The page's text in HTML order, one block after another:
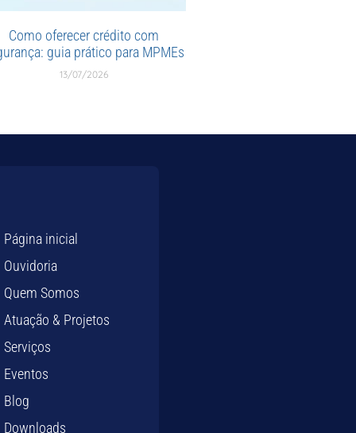
Como oferecer crédito com
guia prático para MPMEs
13/07/2026
Página inicial
Ouvidoria
Quem Somos
Atuação & Projetos
Serviços
Eventos
Blog
Downloads